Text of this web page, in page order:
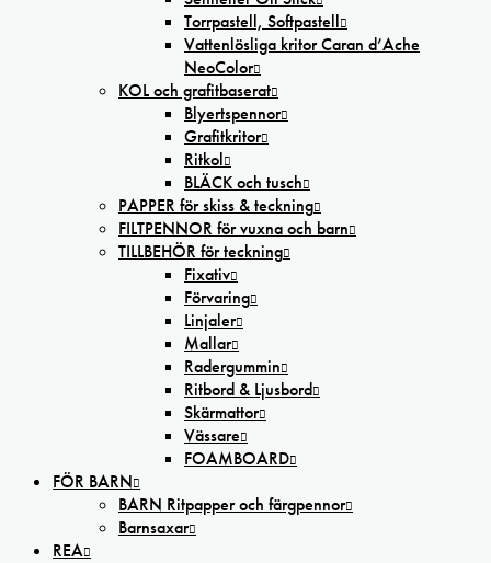
Torrpastell, Softpastell
Vattenlösliga kritor Caran d’Ache
NeoColor
KOL och grafitbaserat
Blyertspennor
Grafitkritor
Ritkol
BLÄCK och tusch
PAPPER för skiss & teckning
FILTPENNOR för vuxna och barn
TILLBEHÖR för teckning
Fixativ
Förvaring
Linjaler
Mallar
Radergummin
Ritbord & Ljusbord
Skärmattor
Vässare
FOAMBOARD
FÖR BARN
BARN Ritpapper och färgpennor
Barnsaxar
REA